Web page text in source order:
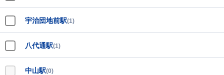
宇治団地前駅(1)
八代通駅(1)
中山駅(0)